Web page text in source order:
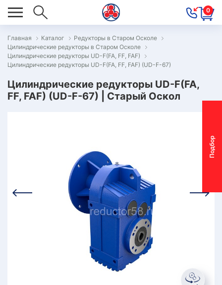
0
П
о
д
б
о
р
м
о
т
о
р
-
р
е
д
у
к
т
о
р
Главная Каталог
Редукторы в Старом Осколе
Цилиндрические редукторы в Старом Осколе
Цилиндрические редукторы UD-F(FA, FF, FAF)
Цилиндрические редукторы UD-F(FA, FF, FAF) (UD-F-67)
Цилиндрические редукторы UD-F(FA,
FF, FAF) (UD-F-67) | Старый Оскол